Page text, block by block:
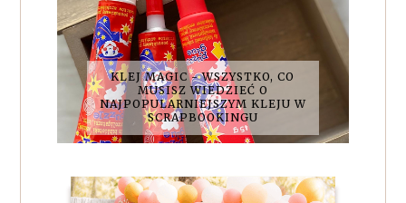
KLEJ MAGIC - WSZYSTKO, CO
MUSISZ WIEDZIEĆ O
NAJPOPULARNIEJSZYM KLEJU W
SCRAPBOOKINGU